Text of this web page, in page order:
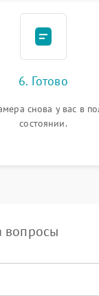
6. Готово
снова у вас в
состоянии.
вопросы